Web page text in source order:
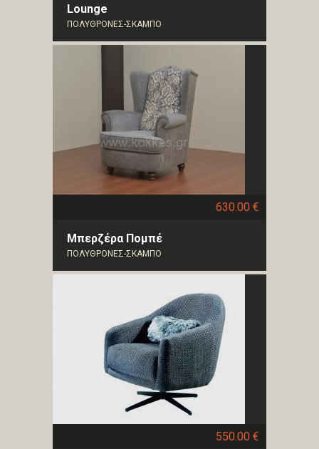
Lounge
ΠΟΛΥΘΡΟΝΕΣ-ΣΚΑΜΠΟ
630.00 €
Μπερζέρα Πομπέ
ΠΟΛΥΘΡΟΝΕΣ-ΣΚΑΜΠΟ
550.00 €